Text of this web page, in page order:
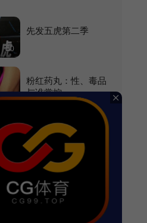
50
先发五虎第二季
90
粉红药丸：性、毒品
与谁掌控
纽约客：传奇杂志百
年史
36
回望勾吴